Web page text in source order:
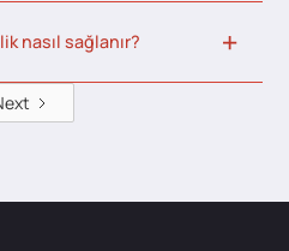
nasıl sağlanır?